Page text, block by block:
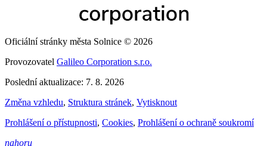
Oficiální stránky města Solnice © 2026
Provozovatel Galileo Corporation s.r.o.
Poslední aktualizace: 7. 8. 2026
Změna vzhledu, Struktura stránek, Vytisknout
Prohlášení o přístupnosti, Cookies, Prohlášení o ochraně soukromí
nahoru